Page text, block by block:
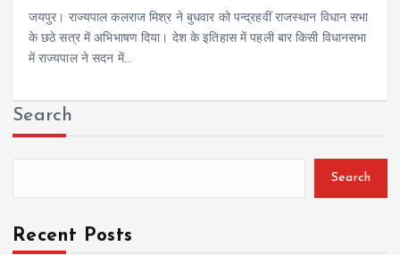
जयपुर। राज्यपाल कलराज मिश्र ने बुधवार को पन्द्रहवीं राजस्थान विधान सभा
के छठे सत्र में अभिभाषण दिया। देश के इतिहास में पहली बार किसी विधानसभा
में राज्यपाल ने सदन में…
Search
Search
Recent Posts